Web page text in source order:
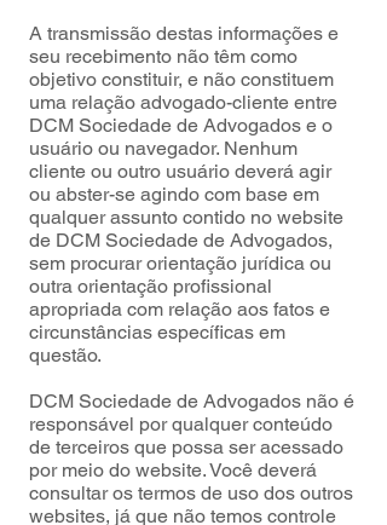
A transmissão destas informações e
seu recebimento não têm como
objetivo constituir, e não constituem
uma relação advogado-cliente entre
DCM Sociedade de Advogados e o
usuário ou navegador. Nenhum
cliente ou outro usuário deverá agir
ou abster-se agindo com base em
qualquer assunto contido no website
de DCM Sociedade de Advogados,
sem procurar orientação jurídica ou
outra orientação profissional
apropriada com relação aos fatos e
circunstâncias específicas em
questão.
DCM Sociedade de Advogados não é
responsável por qualquer conteúdo
de terceiros que possa ser acessado
por meio do website. Você deverá
consultar os termos de uso dos outros
websites, já que não temos controle